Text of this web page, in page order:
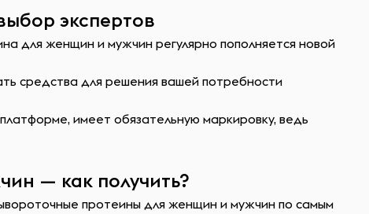
экспертов
для женщин и мужчин регулярно пополняется новой
средства для решения вашей потребности
имеет обязательную маркировку, ведь
— как получить?
протеины для женщин и мужчин по самым